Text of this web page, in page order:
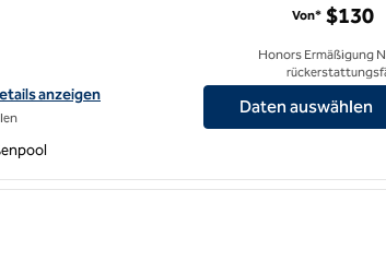
für Hilton Garden Inn LAX/El Segundo anzeigen
anzeigen
Von* $130
Honors Ermäßigung
Daten auswählen